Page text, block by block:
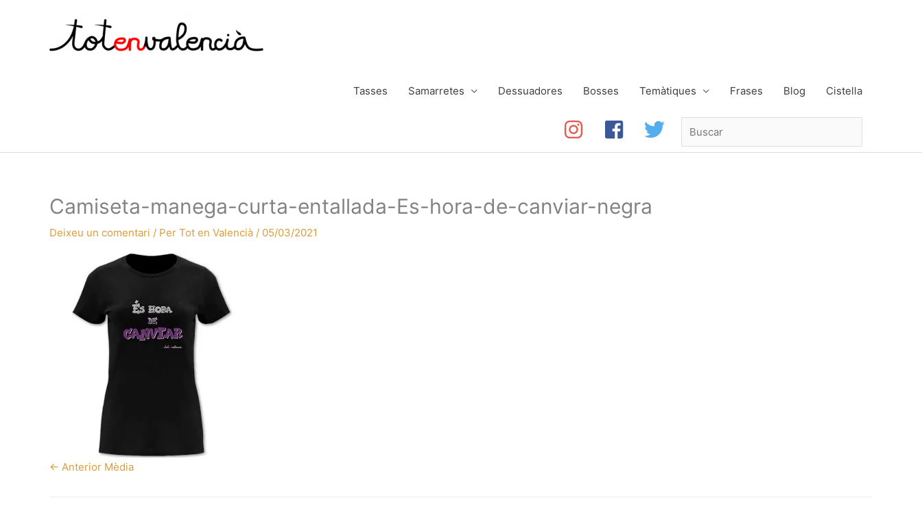
Tasses Samarretes Dessuadores Bosses Temàtiques Frases Blog Cistella
Camiseta-manega-curta-entallada-Es-hora-de-canviar-negra
Deixeu un comentari / Per Tot en Valencià / 05/03/2021
← Anterior Mèdia